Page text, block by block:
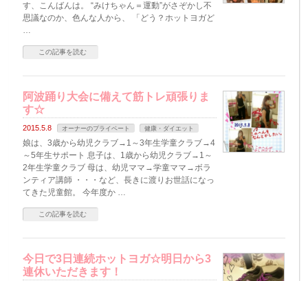
す、こんばんは。 “みけちゃん＝運動”がさぞかし不
思議なのか、色んな人から、 「どう？ホットヨガど
…
この記事を読む
阿波踊り大会に備えて筋トレ頑張りま
す☆
2015.5.8 オーナーのプライベート 健康・ダイエット
娘は、3歳から幼児クラブ→1～3年生学童クラブ→4
～5年生サポート 息子は、1歳から幼児クラブ→1～
2年生学童クラブ 母は、幼児ママ→学童ママ→ボラ
ンティア講師 ・・・など、長きに渡りお世話になっ
てきた児童館。 今年度か …
この記事を読む
今日で3日連続ホットヨガ☆明日から3
連休いただきます！